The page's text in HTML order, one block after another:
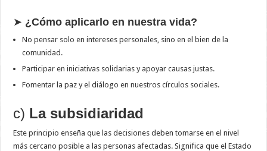
➤ ¿Cómo aplicarlo en nuestra vida?
No pensar solo en intereses personales, sino en el bien de la
comunidad.
Participar en iniciativas solidarias y apoyar causas justas.
Fomentar la paz y el diálogo en nuestros círculos sociales.
c) La subsidiaridad
Este principio enseña que las decisiones deben tomarse en el nivel
más cercano posible a las personas afectadas. Significa que el Estado